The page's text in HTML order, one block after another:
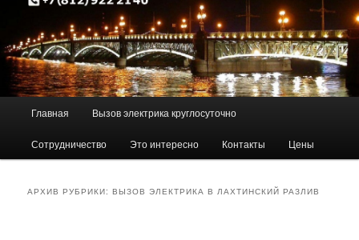
Главная Вызов электрика круглосуточно
Сотрудничество Это интересно Контакты Цены
АРХИВ РУБРИКИ:ВЫЗОВ ЭЛЕКТРИКА В ЛАХТИНСКИЙ РАЗЛИВ